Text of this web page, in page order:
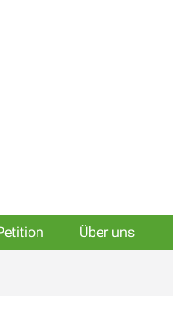
Über uns